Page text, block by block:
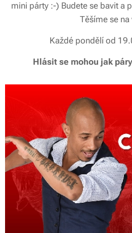
mini párty :-) Budete se bavit a
Těšíme se na
Každé pondělí od
Hlásit se mohou jak